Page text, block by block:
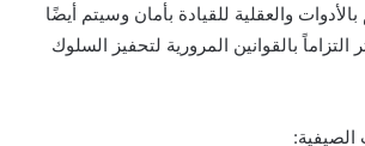
والعقلية للقيادة بأمان وسيتم أيضًا
التزاماً بالقوانين المرورية لتحفيز السلوك